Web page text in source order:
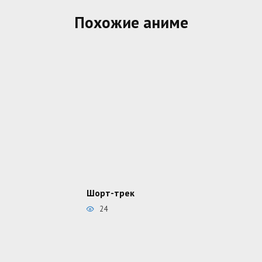
Похожие аниме
Шорт-трек
24